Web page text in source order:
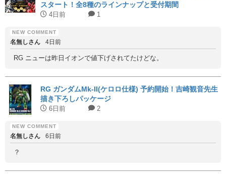
スタート！全8種のラインナップと受付期間
4日前 1
名無しさん 4日前
RG ニューは昨日イオンで値下げされてたけどな。
RG ガンダムMk-II(ケロロ仕様) 予約開始！吉崎観音先生
描き下ろしパッケージ
6日前 2
名無しさん 6日前
？